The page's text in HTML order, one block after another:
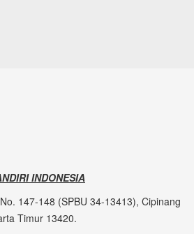
INDONESIA
147-148 (SPBU 34-13413), Cipinang
Timur 13420.